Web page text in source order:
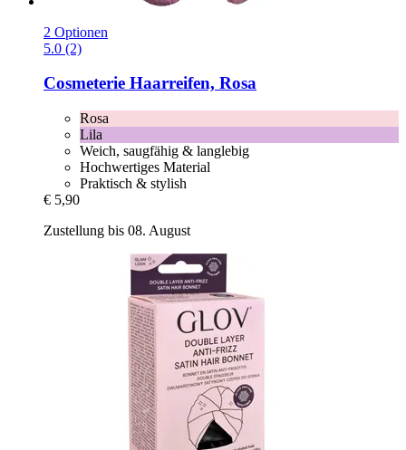
2 Optionen
5.0 (2)
Cosmeterie Haarreifen, Rosa
Rosa
Lila
Weich, saugfähig & langlebig
Hochwertiges Material
Praktisch & stylish
€ 5,90
Zustellung bis 08. August